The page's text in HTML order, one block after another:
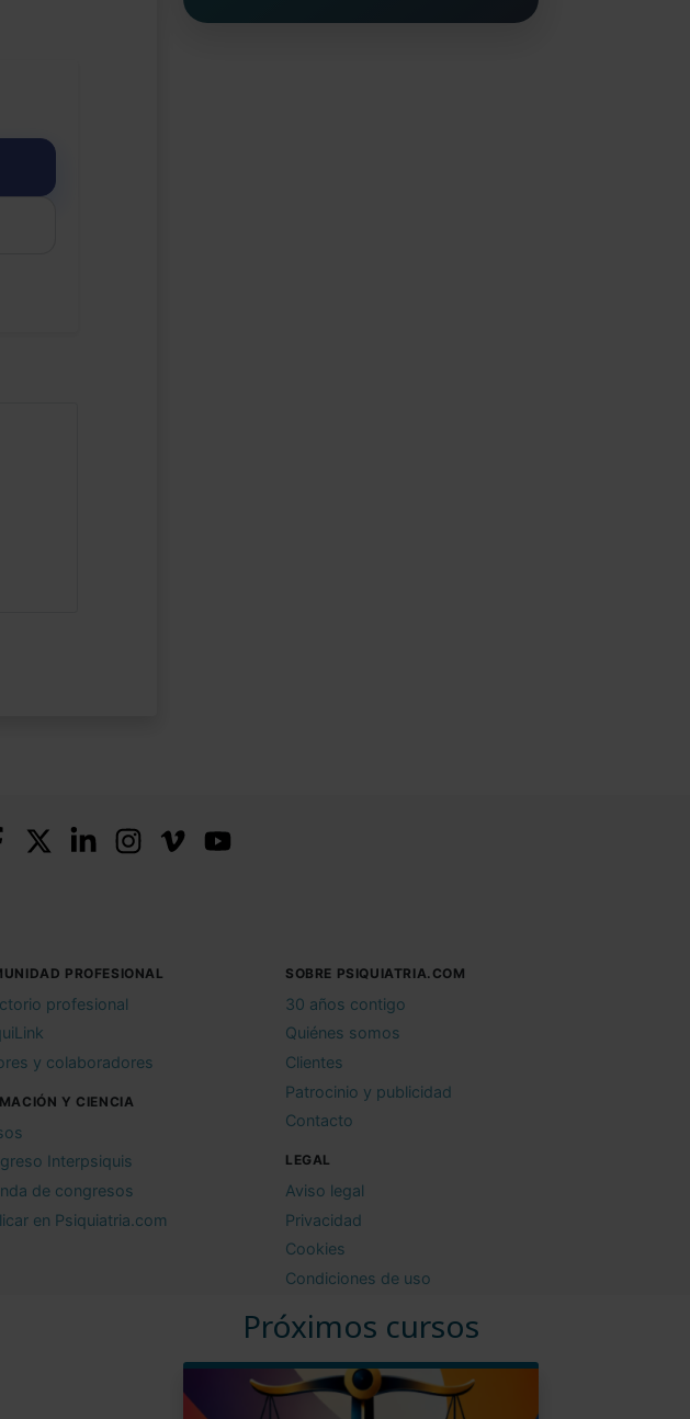
Próximos cursos
PROFESIONAL
profesional
y colaboradores
Y CIENCIA
Interpsiquis
de congresos
en Psiquiatria.com
SOBRE PSIQUIATRIA.COM
30 años contigo
Quiénes somos
Clientes
Patrocinio y publicidad
Contacto
LEGAL
Aviso legal
Privacidad
Cookies
Condiciones de uso